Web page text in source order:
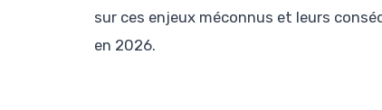
sur ces enjeux méconnus et leurs
en 2026.